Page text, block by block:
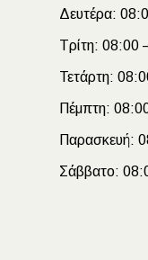
Δευτέρα:
Τρίτη: 08:00
Τετάρτη:
Πέμπτη:
Παρασκευή:
Σάββατο: